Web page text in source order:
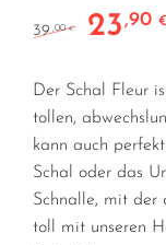
39 ,00€ 23,90
Der Schal Fleur
tollen,
kann auch
Schal oder das
Schnalle, mit der
toll mit unseren